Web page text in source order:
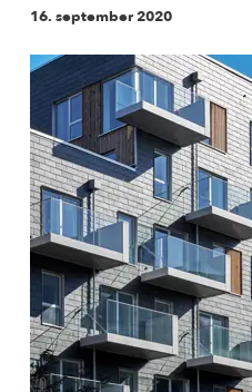
16. september 2020